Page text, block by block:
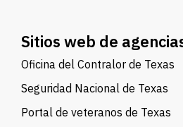
Sitios web de
Oficina del Contralor de Texas
Seguridad Nacional de Texas
Portal de veteranos de Texas